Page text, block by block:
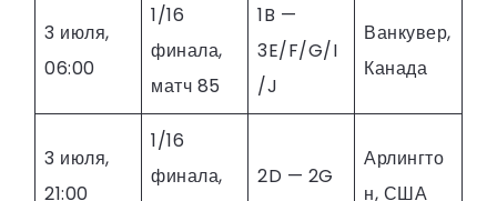
3 июля,
06:00
1/16
финала,
матч 85
1B —
3E/F/G/I
/J
Ванкувер,
Канада
3 июля,
21:00
1/16
финала,
2D — 2G
Арлингто
н, США